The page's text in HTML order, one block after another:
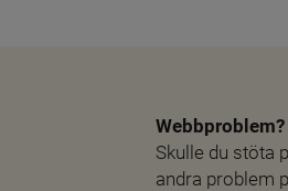
Webbproblem?
Skulle du stöta
andra problem